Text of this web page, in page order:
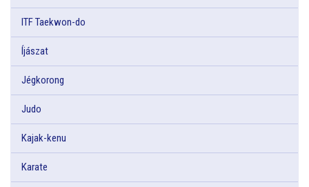
ITF Taekwon-do
Íjászat
Jégkorong
Judo
Kajak-kenu
Karate